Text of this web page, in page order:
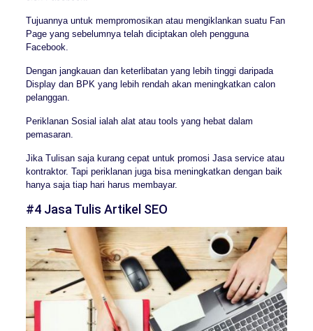
Tujuannya untuk mempromosikan atau mengiklankan suatu Fan
Page yang sebelumnya telah diciptakan oleh pengguna
Facebook.
Dengan jangkauan dan keterlibatan yang lebih tinggi daripada
Display dan BPK yang lebih rendah akan meningkatkan calon
pelanggan.
Periklanan Sosial ialah alat atau tools yang hebat dalam
pemasaran.
Jika Tulisan saja kurang cepat untuk promosi Jasa service atau
kontraktor. Tapi periklanan juga bisa meningkatkan dengan baik
hanya saja tiap hari harus membayar.
#4 Jasa Tulis Artikel SEO